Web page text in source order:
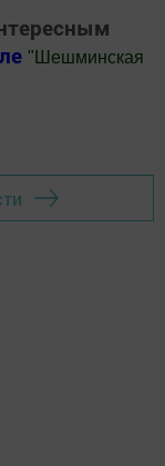
" Шешминская